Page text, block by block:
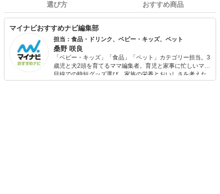
選び方 おすすめ商品
マイナビおすすめナビ編集部
担当：食品・ドリンク、ベビー・キッズ、ペット
桑野 咲良
「ベビー・キッズ」「食品」「ペット」カテゴリー担当。3
歳児と犬2頭を育てるママ編集者。育児と家事に忙しいママ
目線での時短グッズ選び、家族の栄養とおいしさを考えた
食品選び、束の間のリラックスタイムを楽しむためのスイ